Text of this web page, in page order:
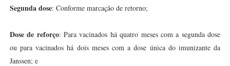
Segunda dose: Conforme marcação de retorno;
Dose de reforço: Para vacinados há quatro meses com a segunda dose
ou para vacinados há dois meses com a dose única do imunizante da
Janssen; e